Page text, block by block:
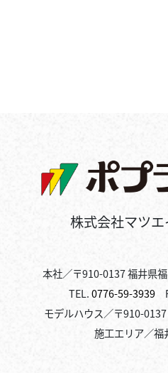
株式会社マツ
本社／〒910-0137 福井県
TEL.0776-59-3939
モデルハウス／〒910-
施工エリア／福